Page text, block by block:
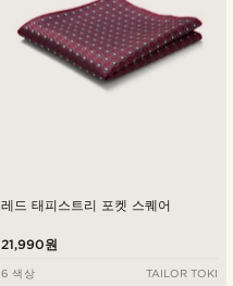
레드 태피스트리 포켓 스퀘어
21,990원
6 색상 TAILOR TOKI